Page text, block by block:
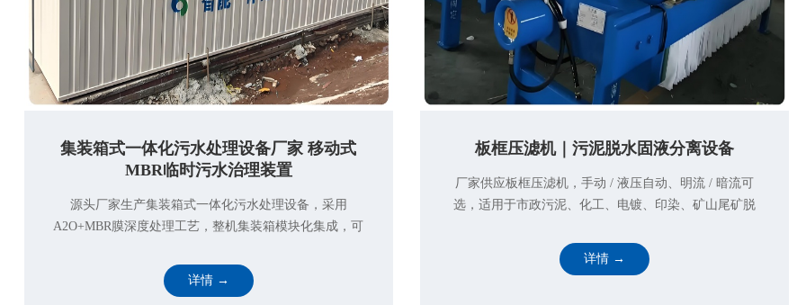
集装箱式一体化污水处理设备厂家 移动式
MBR临时污水治理装置
源头厂家生产集装箱式一体化污水处理设备，采用
A2O+MBR膜深度处理工艺，整机集装箱模块化集成，可
院、景区营地临时污水···
详情 →
板框压滤机｜污泥脱水固液分离设备
厂家供应板框压滤机，手动 / 液压自动、明流 / 暗流可
选，适用于市政污泥、化工、电镀、印染、矿山尾矿脱
详情 →